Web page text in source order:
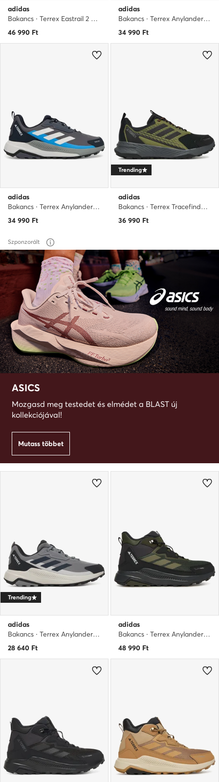
adidas
Bakancs · Terrex Eastrail 2 Mid R.Rd HP8600 · Fekete
46 990 Ft
adidas
Bakancs · Terrex Anylander Rain.Rdy JR9087 · Khaki
34 990 Ft
adidas
Bakancs · Terrex Anylander Rain.Rdy JR6597 · Szürke
34 990 Ft
Trending
adidas
Bakancs · Terrex Tracefinder 2 CLIMAPROOF Trail JR7768 · Khaki
36 990 Ft
Szponzorált
ASICS
Mozgasd meg testedet és elmédet a BLAST új
kollekciójával!
Mutass többet
Trending
adidas
Bakancs · Terrex Anylander JR9088 · Szürke
28 640 Ft
adidas
Bakancs · Terrex Anylander CLIMAWARM+ JQ9952 · Khaki
48 990 Ft